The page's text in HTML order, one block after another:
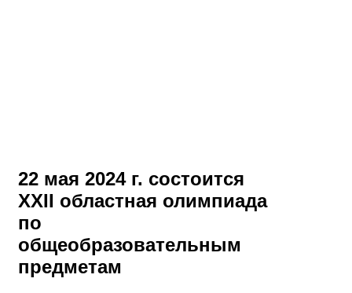
22 мая 2024 г. состоится
XXII областная олимпиада
по
общеобразовательным
предметам